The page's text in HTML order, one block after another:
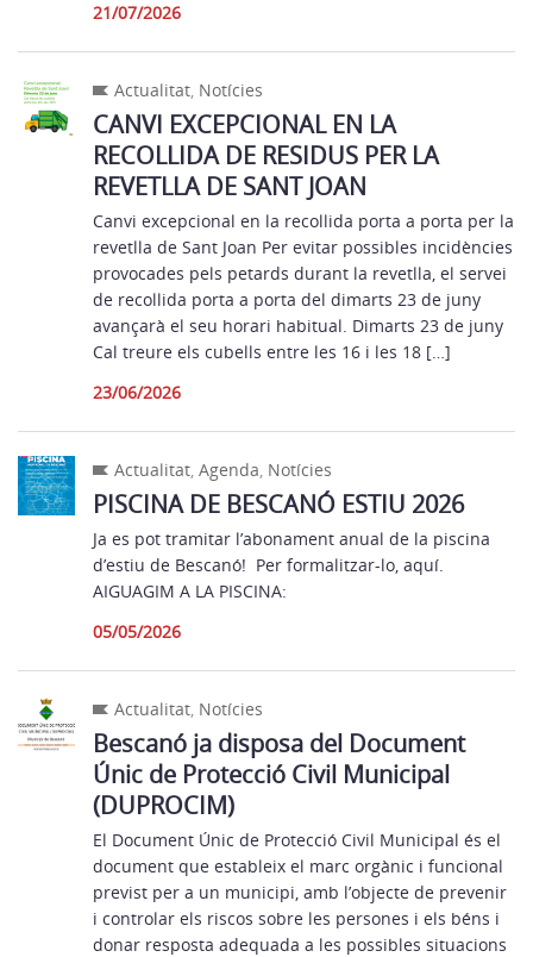
21/07/2026
Actualitat, Notícies
CANVI EXCEPCIONAL EN LA
RECOLLIDA DE RESIDUS PER LA
REVETLLA DE SANT JOAN
Canvi excepcional en la recollida porta a porta per la
revetlla de Sant Joan Per evitar possibles incidències
provocades pels petards durant la revetlla, el servei
de recollida porta a porta del dimarts 23 de juny
avançarà el seu horari habitual. Dimarts 23 de juny
Cal treure els cubells entre les 16 i les 18 […]
23/06/2026
Actualitat,Agenda, Notícies
PISCINA DE BESCANÓ ESTIU 2026
Ja es pot tramitar l’abonament anual de la piscina
d’estiu de Bescanó! Per formalitzar-lo, aquí.
AIGUAGIM A LA PISCINA:
05/05/2026
Actualitat, Notícies
Bescanó ja disposa del Document
Únic de Protecció Civil Municipal
(DUPROCIM)
El Document Únic de Protecció Civil Municipal és el
document que estableix el marc orgànic i funcional
previst per a un municipi, amb l’objecte de prevenir
i controlar els riscos sobre les persones i els béns i
donar resposta adequada a les possibles situacions